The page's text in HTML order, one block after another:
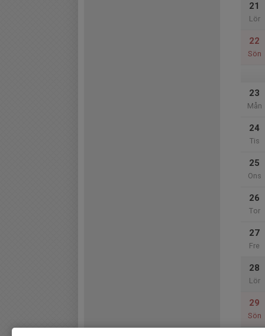
21
Lör
22
Sön
23
Mån
24
Tis
25
Ons
26
Tor
27
Fre
28
Lör
29
Sön